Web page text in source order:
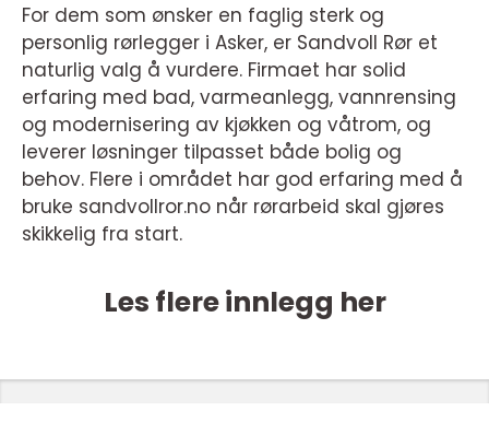
For dem som ønsker en faglig sterk og
personlig rørlegger i Asker, er Sandvoll Rør et
naturlig valg å vurdere. Firmaet har solid
erfaring med bad, varmeanlegg, vannrensing
og modernisering av kjøkken og våtrom, og
leverer løsninger tilpasset både bolig og
behov. Flere i området har god erfaring med å
bruke sandvollror.no når rørarbeid skal gjøres
skikkelig fra start.
Les flere innlegg her